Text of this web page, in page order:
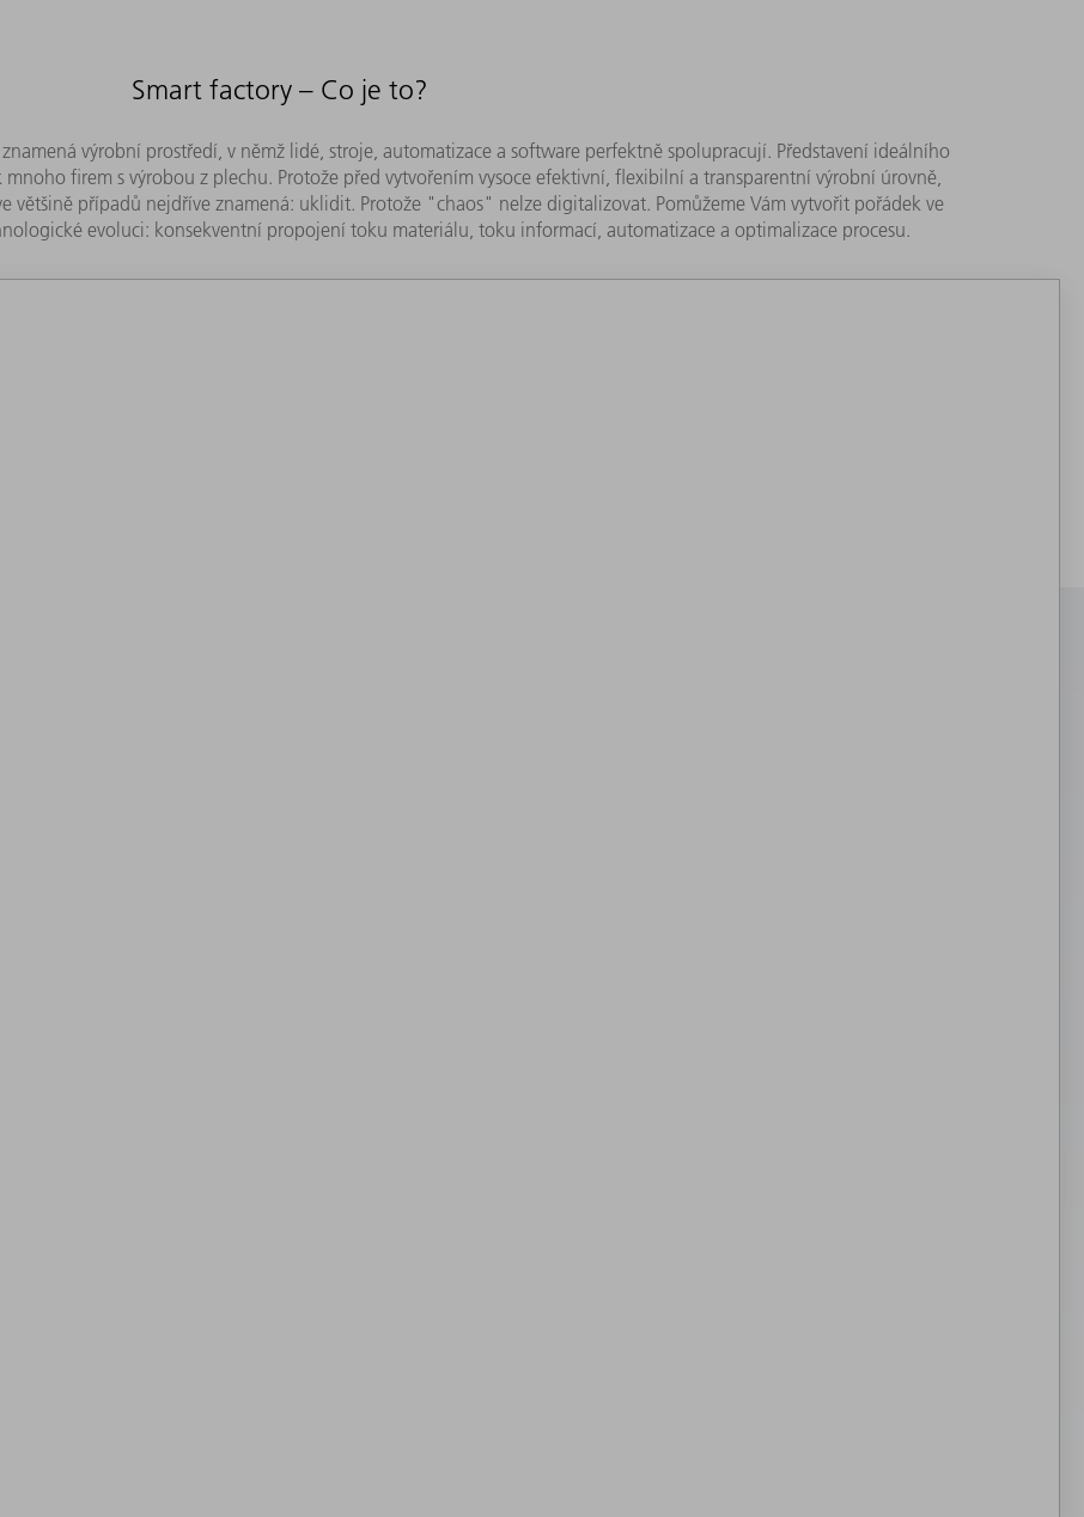
Smart factory – Co je to?
výrobní prostředí, v němž lidé, stroje, automatizace a software perfektně spolupracují. Představení ideálního
firem s výrobou z plechu. Protože před vytvořením vysoce efektivní, flexibilní a transparentní výrobní úrovně,
většině případů nejdříve znamená: uklidit. Protože "chaos" nelze digitalizovat. Pomůžeme Vám vytvořit pořádek ve
evoluci: konsekventní propojení toku materiálu, toku informací, automatizace a optimalizace procesu.